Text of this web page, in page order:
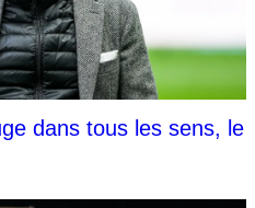
dans tous les sens, le